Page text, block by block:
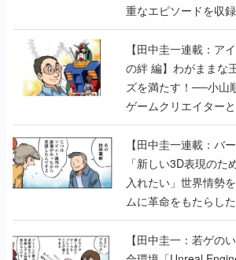
重なエピソードを収録
【田中圭一連載：アイ
の絆 編】わがままな
ズを満たす！──小山
ゲームクリエイター
【若ゲのいたり最終
【田中圭一連載：バ
「新しい3D表現のた
入れたい」世界情勢
ムに革命をもたらし
のいたり】
【田中圭一：若ゲの